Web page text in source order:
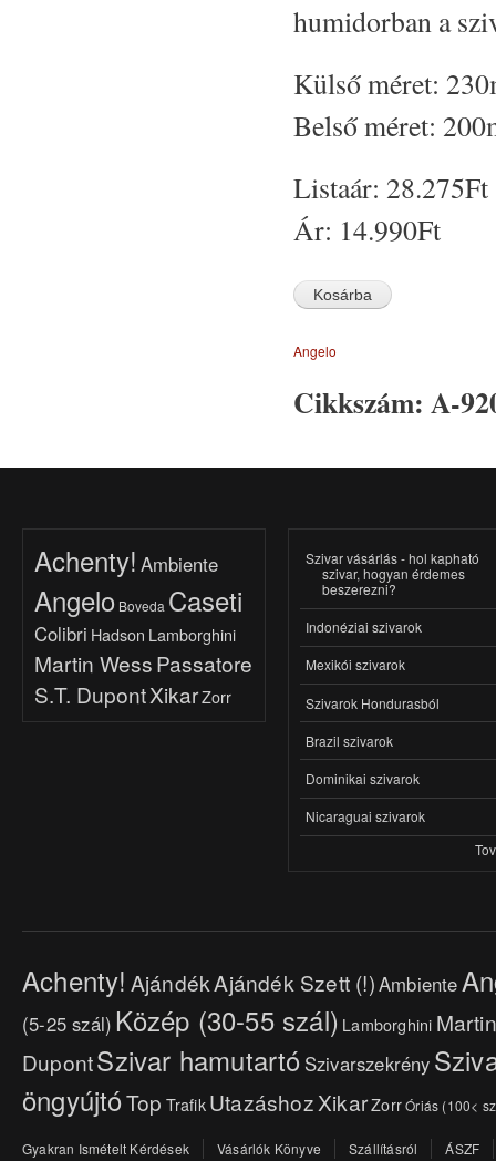
humidorban a
Külső méret:
Belső méret:
Listaár: 28.275Ft
Ár: 14.990Ft
Angelo
Cikkszám: A-
Achenty! Ambiente
Angelo Boveda Caseti
Colibri Hadson Lamborghini
Martin WessPassatore
S.T. DupontXikarZorr
Szivar vásárlás - hol kapható
szivar, hogyan érdemes
beszerezni?
Indonéziai szivarok
Mexikói szivarok
Szivarok Hondurasból
Brazil szivarok
Dominikai szivarok
Nicaraguai szivarok
Achenty! AjándékAjándék Szett (!)Ambiente
(5-25 szál) Közép (30-55 szál) Lamborghini
DupontSzivar hamutartó Szivarszekrény
öngyújtóTop TrafikUtazáshozXikarZorrÓriás (100<
Gyakran Ismételt Kérdések Vásárlók Könyve Szállításról ÁSZF